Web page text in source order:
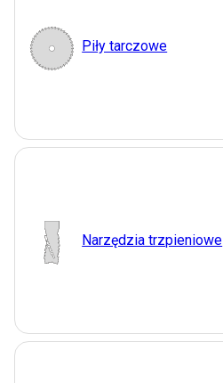
Piły tarczowe
Narzędzia trzpieniowe